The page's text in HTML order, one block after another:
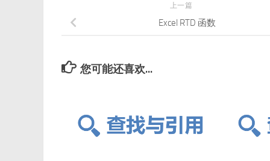
上一篇
Excel RTD 函数
您可能还喜欢...